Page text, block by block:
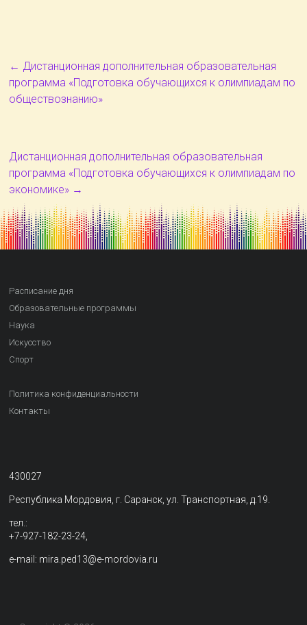
← Дистанционная дополнительная образовательная
программа «Подготовка обучающихся к олимпиадам по
обществознанию»
Дистанционная дополнительная образовательная
программа «Подготовка обучающихся к олимпиадам по
экономике» →
Расписание дня
Образовательные программы
Наука
Искусство
Спорт
Политика конфиденциальности
Контакты
430027
Республика Мордовия, г. Саранск, ул. Транспортная, д.19.
тел.:
+7-927-182-23-24,
e-mail: mira.ped13@e-mordovia.ru